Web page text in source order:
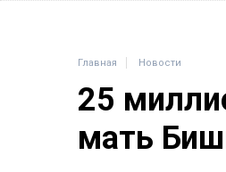
Главная Новости
25
мать